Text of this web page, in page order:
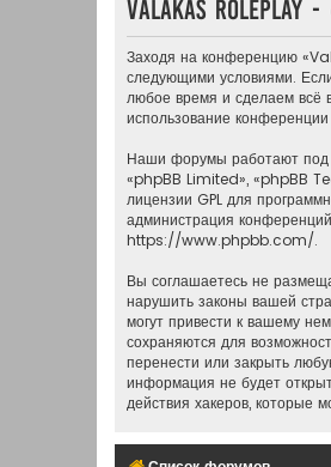
Valakas Roleplay
Заходя на конференцию
следующими условиями.
любое время и сделаем всё
использование
Наши форумы работают под
«phpBB Limited», «phpBB
лицензии GPL для
администрация
https://www.phpbb.com/.
Вы соглашаетесь не
нарушить законы вашей
могут привести к вашему
сохраняются для
перенести или закрыть
информация не будет
действия хакеров, которые